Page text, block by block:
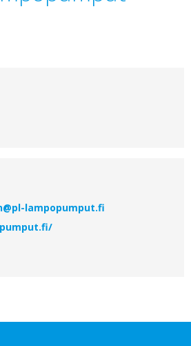
lampopumput.fi